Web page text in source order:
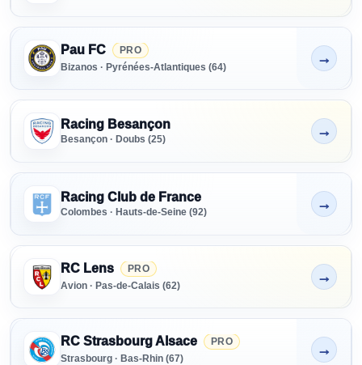
Pau FC
PRO
Bizanos · Pyrénées-Atlantiques (64)
Non indiqué
→
Racing Besançon
Besançon · Doubs (25)
Non indiqué
→
Racing Club de France
Colombes · Hauts-de-Seine (92)
Non indiqué
→
RC Lens
PRO
Avion · Pas-de-Calais (62)
Non indiqué
→
RC Strasbourg Alsace
PRO
Strasbourg · Bas-Rhin (67)
Non indiqué
→